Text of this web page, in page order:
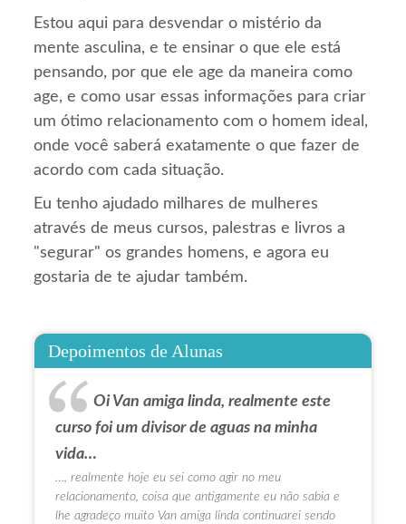
Estou aqui para desvendar o mistério da
mente asculina, e te ensinar o que ele está
pensando, por que ele age da maneira como
age, e como usar essas informações para criar
um ótimo relacionamento com o homem ideal,
onde você saberá exatamente o que fazer de
acordo com cada situação.
Eu tenho ajudado milhares de mulheres
através de meus cursos, palestras e livros a
"segurar" os grandes homens, e agora eu
gostaria de te ajudar também.
Depoimentos de Alunas
Oi Van amiga linda, realmente este
curso foi um divisor de aguas na minha
vida…
…, realmente hoje eu sei como agir no meu
relacionamento, coisa que antigamente eu não sabia e
lhe agradeço muito Van amiga linda continuarei sendo